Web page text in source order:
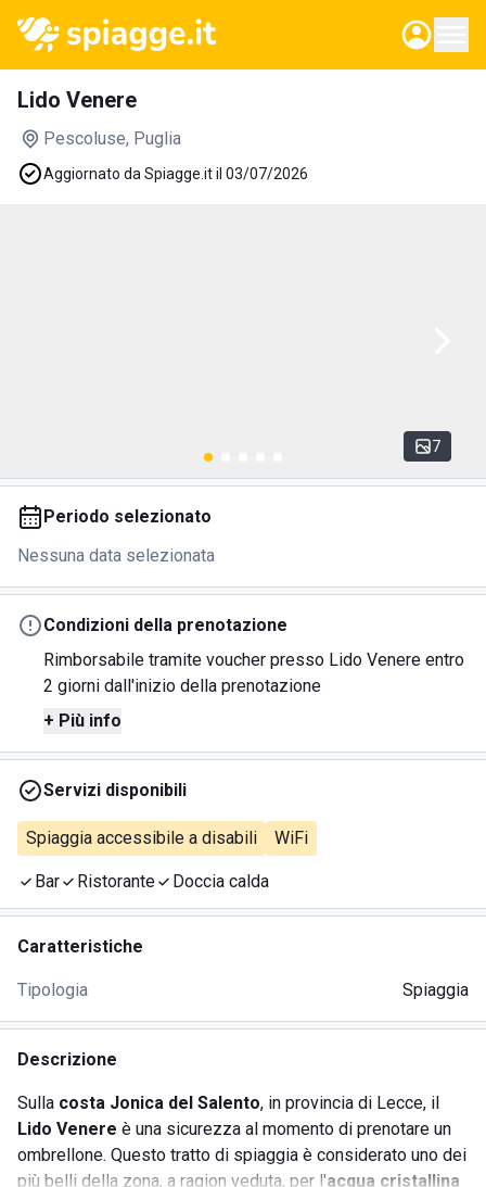
Lido Venere
Pescoluse, Puglia
Aggiornato da Spiagge.it il 03/07/2026
7
Periodo selezionato
Nessuna data selezionata
Condizioni della prenotazione
Rimborsabile tramite voucher presso Lido Venere entro
2 giorni dall'inizio della prenotazione
+ Più info
Servizi disponibili
Spiaggia accessibile a disabili WiFi
Bar Ristorante Doccia calda
Caratteristiche
Tipologia Spiaggia
Descrizione
Sulla costa Jonica del Salento, in provincia di Lecce, il
Lido Venere è una sicurezza al momento di prenotare un
ombrellone. Questo tratto di spiaggia è considerato uno dei
più belli della zona, a ragion veduta, per l'acqua cristallina